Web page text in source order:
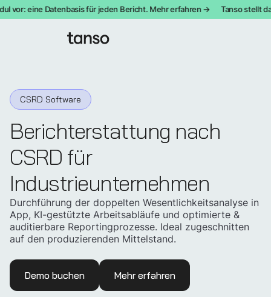
eine Datenbasis für jeden Bericht. Mehr erfahren → Tanso stellt das
CSRD Software
Berichterstattung nach
CSRD für
Industrieunternehmen
Durchführung der doppelten Wesentlichkeitsanalyse in
App, KI-gestützte Arbeitsabläufe und optimierte &
auditierbare Reportingprozesse. Ideal zugeschnitten
auf den produzierenden Mittelstand.
Demo buchen Mehr erfahren